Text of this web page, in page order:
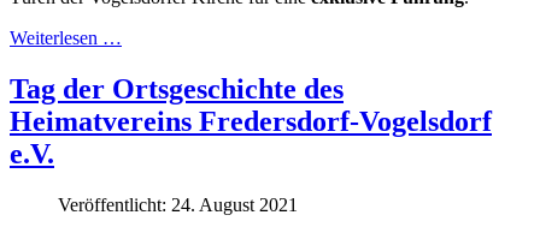
Weiterlesen …
Tag der Ortsgeschichte des
Heimatvereins Fredersdorf-Vogelsdorf
e.V.
Veröffentlicht: 24. August 2021